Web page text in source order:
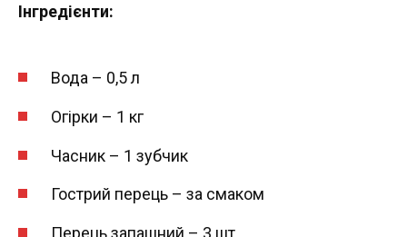
Інгредієнти:
Вода – 0,5 л
Огірки – 1 кг
Часник – 1 зубчик
Гострий перець – за смаком
Перець запашний – 3 шт.